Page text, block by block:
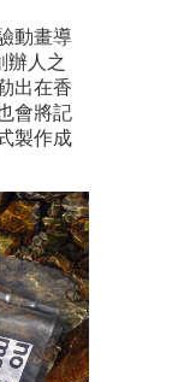
動畫導
辦人之
出在香
會將記
製作成